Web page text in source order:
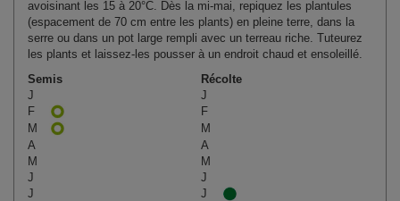
avoisinant les 15 à 20°C. Dès la mi-mai, repiquez les plantules
(espacement de 70 cm entre les plants) en pleine terre, dans la
serre ou dans un pot large rempli avec un terreau riche. Tuteurez
les plants et laissez-les pousser à un endroit chaud et ensoleillé.
Semis
Récolte
J
J
F
F
M
M
A
A
M
M
J
J
J
J